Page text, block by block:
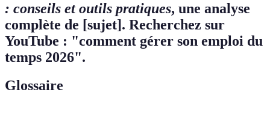
: conseils et outils pratiques, une analyse
complète de [sujet]. Recherchez sur
YouTube : "comment gérer son emploi du
temps 2026".
Glossaire